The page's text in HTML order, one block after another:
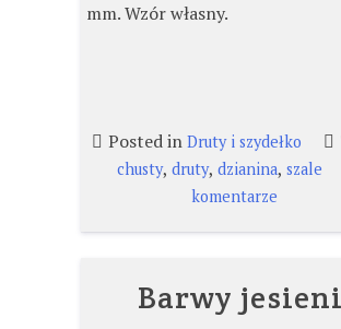
mm. Wzór własny.
Posted in Druty i szydełko
chusty, druty, dzianina, szale
komentarzedo
Barwy